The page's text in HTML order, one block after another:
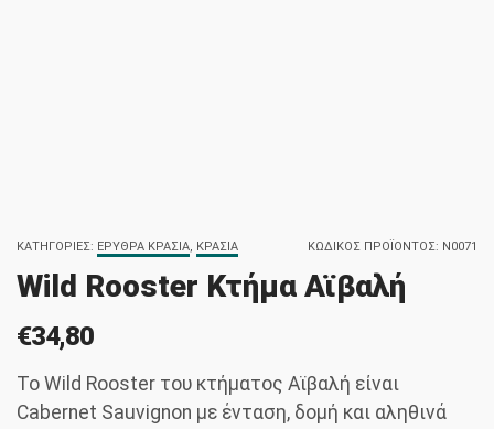
ΚΩΔΙΚΌΣ ΠΡΟΪΌΝΤΟΣ: N0071
ΚΑΤΗΓΟΡΊΕΣ: ΕΡΥΘΡΆ ΚΡΑΣΙΆ, ΚΡΑΣΙΆ
Wild Rooster Κτήμα Αϊβαλή
€34,80
Το Wild Rooster του κτήματος Αϊβαλή είναι
Cabernet Sauvignon με ένταση, δομή και αληθινά